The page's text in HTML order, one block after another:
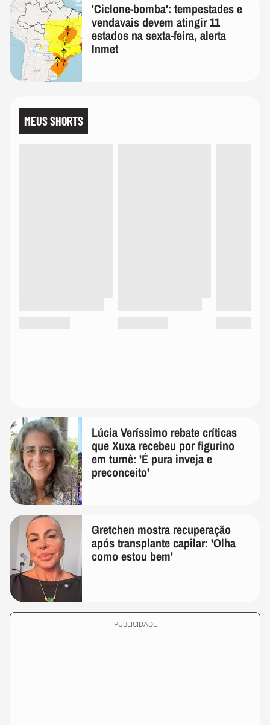
'Ciclone-bomba': tempestades e
vendavais devem atingir 11
estados na sexta-feira, alerta
Inmet
MEUS SHORTS
Lúcia Veríssimo rebate críticas
que Xuxa recebeu por figurino
em turnê: 'É pura inveja e
preconceito'
Gretchen mostra recuperação
após transplante capilar: 'Olha
como estou bem'
PUBLICIDADE